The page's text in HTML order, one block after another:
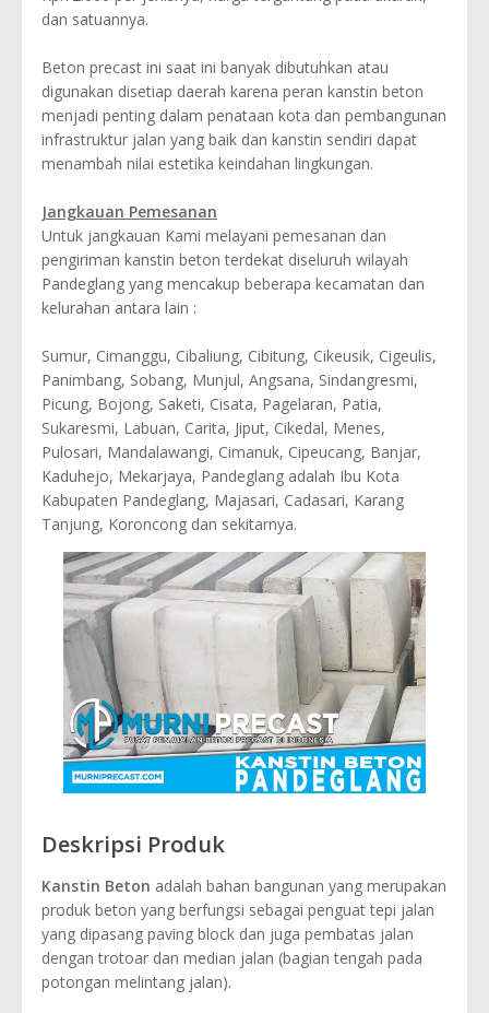
dan satuannya.
Beton precast ini saat ini banyak dibutuhkan atau
digunakan disetiap daerah karena peran kanstin beton
menjadi penting dalam penataan kota dan pembangunan
infrastruktur jalan yang baik dan kanstin sendiri dapat
menambah nilai estetika keindahan lingkungan.
Jangkauan Pemesanan
Untuk jangkauan Kami melayani pemesanan dan
pengiriman kanstin beton terdekat diseluruh wilayah
Pandeglang yang mencakup beberapa kecamatan dan
kelurahan antara lain :
Sumur, Cimanggu, Cibaliung, Cibitung, Cikeusik, Cigeulis,
Panimbang, Sobang, Munjul, Angsana, Sindangresmi,
Picung, Bojong, Saketi, Cisata, Pagelaran, Patia,
Sukaresmi, Labuan, Carita, Jiput, Cikedal, Menes,
Pulosari, Mandalawangi, Cimanuk, Cipeucang, Banjar,
Kaduhejo, Mekarjaya, Pandeglang adalah Ibu Kota
Kabupaten Pandeglang, Majasari, Cadasari, Karang
Tanjung, Koroncong dan sekitarnya.
Deskripsi Produk
Kanstin Beton adalah bahan bangunan yang merupakan
produk beton yang berfungsi sebagai penguat tepi jalan
yang dipasang paving block dan juga pembatas jalan
dengan trotoar dan median jalan (bagian tengah pada
potongan melintang jalan).